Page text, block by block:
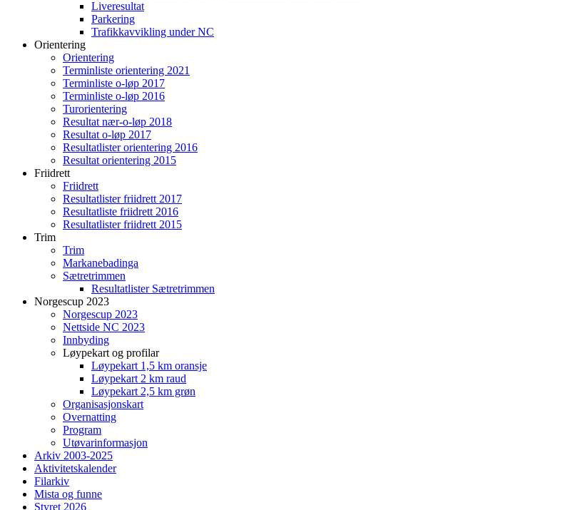
Liveresultat
Parkering
Trafikkavvikling under NC
Orientering
Orientering
Terminliste orientering 2021
Terminliste o-løp 2017
Terminliste o-løp 2016
Turorientering
Resultat nær-o-løp 2018
Resultat o-løp 2017
Resultatlister orientering 2016
Resultat orientering 2015
Friidrett
Friidrett
Resultatlister friidrett 2017
Resultatliste friidrett 2016
Resultatlister friidrett 2015
Trim
Trim
Markanebadinga
Sætretrimmen
Resultatlister Sætretrimmen
Norgescup 2023
Norgescup 2023
Nettside NC 2023
Innbyding
Løypekart og profilar
Løypekart 1,5 km oransje
Løypekart 2 km raud
Løypekart 2,5 km grøn
Organisasjonskart
Overnatting
Program
Utøvarinformasjon
Arkiv 2003-2025
Aktivitetskalender
Filarkiv
Mista og funne
Styret 2026